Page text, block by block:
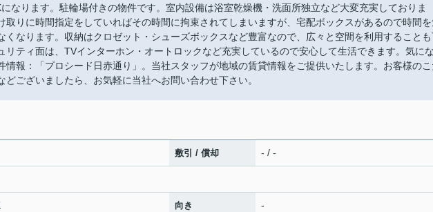
なります。駐輪場付きの物件です。室内設備は浴室乾燥機・洗面所独立など大変充実しておりま
取りに時間指定をしていればその時間に拘束されてしまいますが、宅配ボックスがあるので時間
くなります。収納はクロゼット・シューズボックスなど豊富なので、広々と空間を利用すること
リティ面は、TVインターホン・オートロックなど充実しているので安心して生活できます。気に
情報：「プロシード日赤通り」。当社スタッフが地域の賃貸情報をご提供いたします。お客様の
どございましたら、お気軽に当社へお問い合わせ下さい。
敷引 / 償却 - / -
向き -